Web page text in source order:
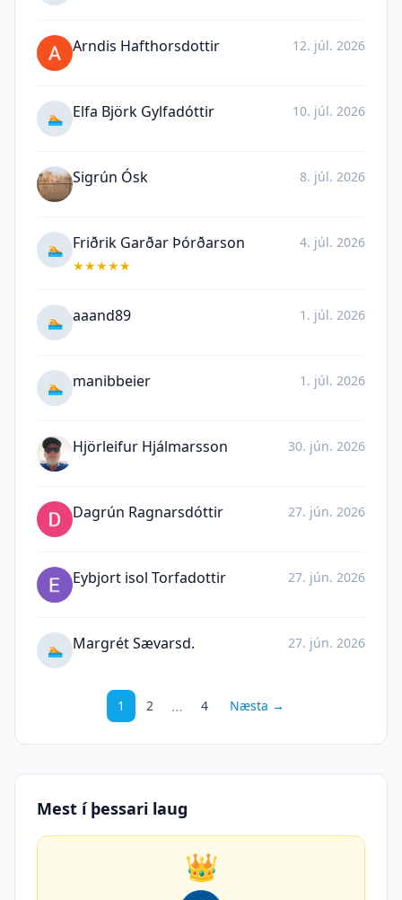
Arndis Hafthorsdottir 12. júl. 2026
🏊 Elfa Björk Gylfadóttir 10. júl. 2026
Sigrún Ósk 8. júl. 2026
🏊 Friðrik Garðar Þórðarson
4. júl. 2026
★★★★★
🏊 aaand89 1. júl. 2026
🏊 manibbeier 1. júl. 2026
Hjörleifur Hjálmarsson 30. jún. 2026
Dagrún Ragnarsdóttir 27. jún. 2026
Eybjort isol Torfadottir 27. jún. 2026
🏊 Margrét Sævarsd. 27. jún. 2026
1 2 … 4 Næsta →
Mest í þessari laug
👑